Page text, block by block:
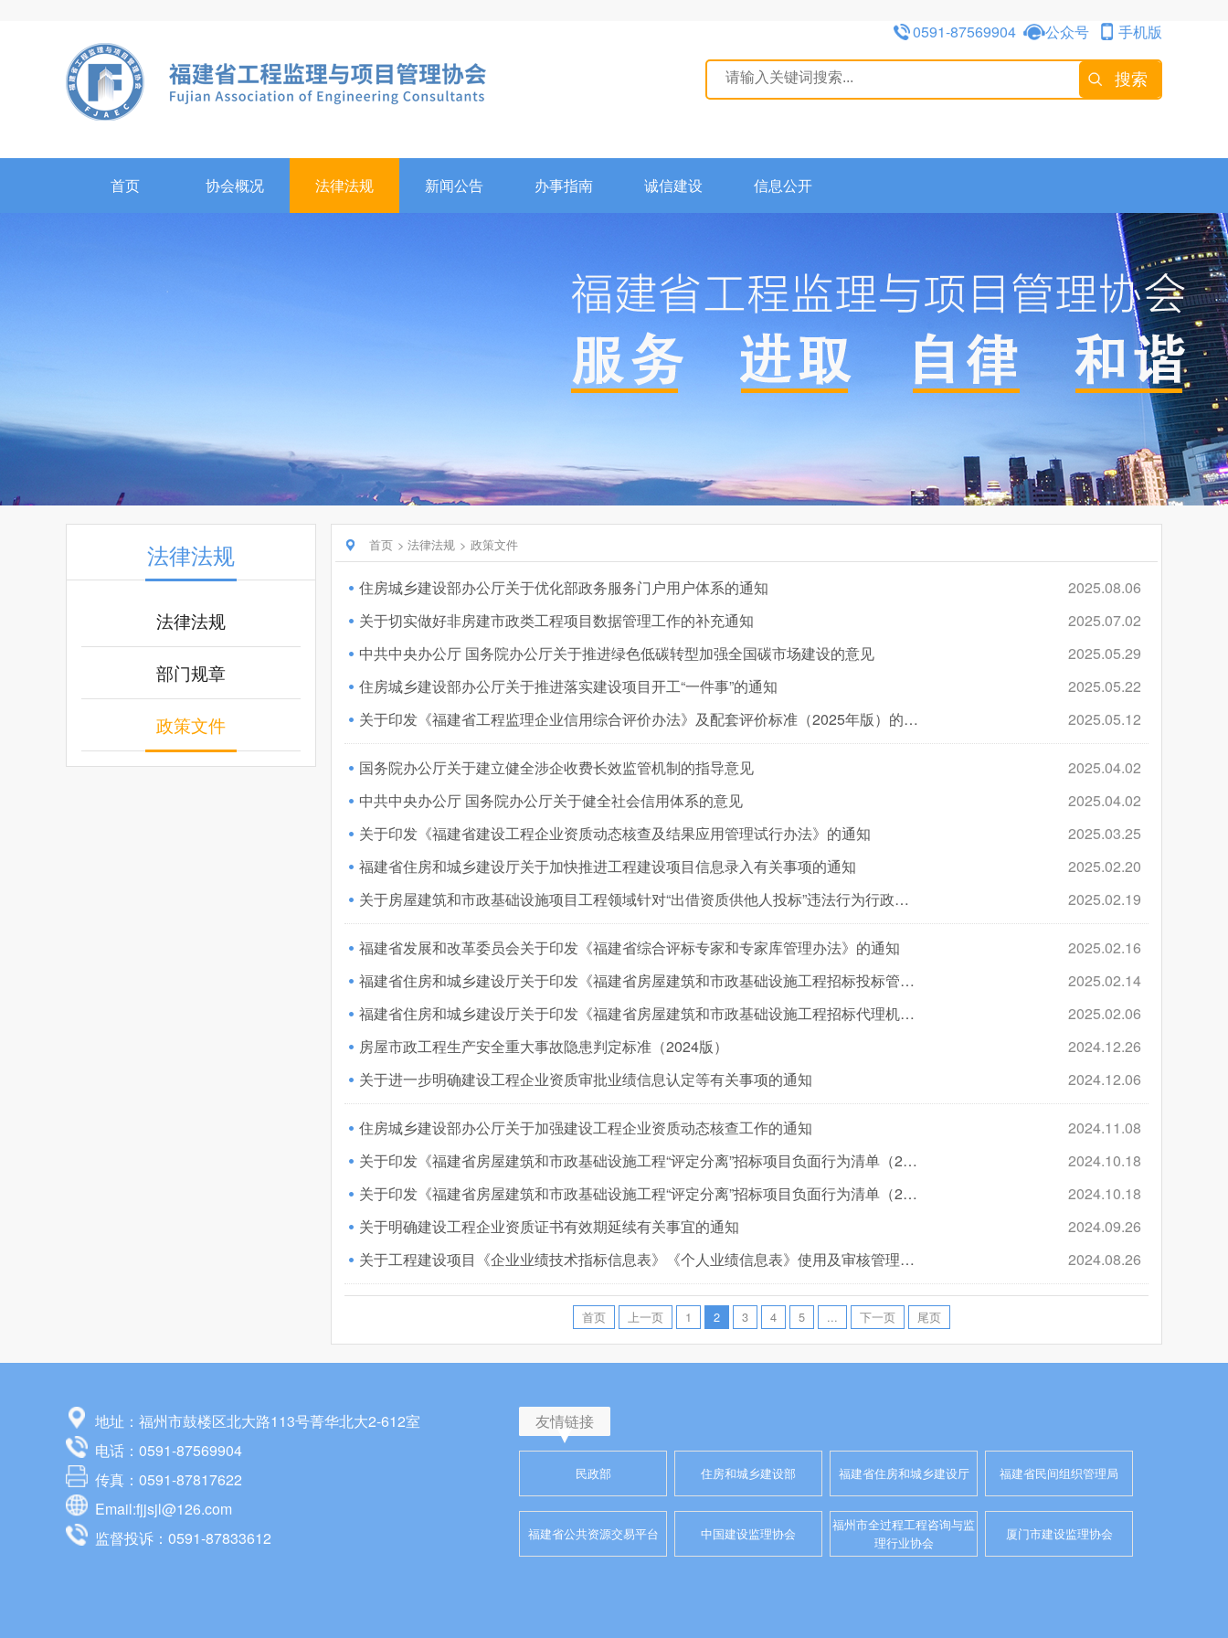
手机版
公众号
0591-87569904
搜索
首页 协会概况 法律法规 新闻公告 办事指南 诚信建设 信息公开
法律法规
法律法规
部门规章
政策文件
首页 法律法规 政策文件
住房城乡建设部办公厅关于优化部政务服务门户用户体系的通知
2025.08.06
关于切实做好非房建市政类工程项目数据管理工作的补充通知
2025.07.02
中共中央办公厅 国务院办公厅关于推进绿色低碳转型加强全国碳市场建设的意见
2025.05.29
住房城乡建设部办公厅关于推进落实建设项目开工“一件事”的通知
2025.05.22
关于印发《福建省工程监理企业信用综合评价办法》及配套评价标准（2025年版）的通知
2025.05.12
国务院办公厅关于建立健全涉企收费长效监管机制的指导意见
2025.04.02
中共中央办公厅 国务院办公厅关于健全社会信用体系的意见
2025.04.02
关于印发《福建省建设工程企业资质动态核查及结果应用管理试行办法》的通知
2025.03.25
福建省住房和城乡建设厅关于加快推进工程建设项目信息录入有关事项的通知
2025.02.20
关于房屋建筑和市政基础设施项目工程领域针对“出借资质供他人投标”违法行为行政处罚依据的指导意见
2025.02.19
福建省发展和改革委员会关于印发《福建省综合评标专家和专家库管理办法》的通知
2025.02.16
福建省住房和城乡建设厅关于印发《福建省房屋建筑和市政基础设施工程招标投标管理规定（试行）》的通知
2025.02.14
福建省住房和城乡建设厅关于印发《福建省房屋建筑和市政基础设施工程招标代理机构管理办法》的通知
2025.02.06
房屋市政工程生产安全重大事故隐患判定标准（2024版）
2024.12.26
关于进一步明确建设工程企业资质审批业绩信息认定等有关事项的通知
2024.12.06
住房城乡建设部办公厅关于加强建设工程企业资质动态核查工作的通知
2024.11.08
关于印发《福建省房屋建筑和市政基础设施工程“评定分离”招标项目负面行为清单（2024年版）》的通知
2024.10.18
关于印发《福建省房屋建筑和市政基础设施工程“评定分离”招标项目负面行为清单（2024年版）》的通知
2024.10.18
关于明确建设工程企业资质证书有效期延续有关事宜的通知
2024.09.26
关于工程建设项目《企业业绩技术指标信息表》《个人业绩信息表》使用及审核管理的通知
2024.08.26
首页 上一页 1 2 3 4 5 ... 下一页 尾页
地址：福州市鼓楼区北大路113号菁华北大2-612室
电话：0591-87569904
传真：0591-87817622
Email:fjjsjl@126.com
监督投诉：0591-87833612
友情链接
民政部 住房和城乡建设部 福建省住房和城乡建设厅 福建省民间组织管理局
福建省公共资源交易平台 中国建设监理协会
福州市全过程工程咨询与监
理行业协会
厦门市建设监理协会